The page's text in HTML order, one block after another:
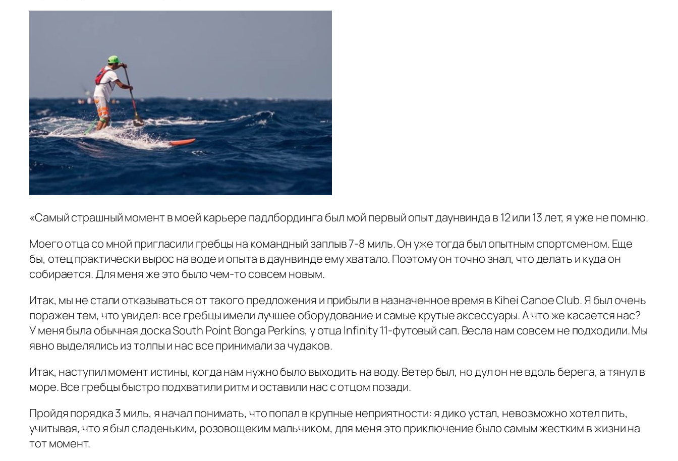
«Самый страшный момент в моей карьере падлбординга был мой первый опыт даунвинда в 12 или 13 лет, я уже не помню.
Моего отца со мной пригласили гребцы на командный заплыв 7-8 миль. Он уже тогда был опытным спортсменом. Еще
бы, отец практически вырос на воде и опыта в даунвинде ему хватало. Поэтому он точно знал, что делать и куда он
собирается. Для меня же это было чем-то совсем новым.
Итак, мы не стали отказываться от такого предложения и прибыли в назначенное время в Kihei Canoe Club. Я был очень
поражен тем, что увидел: все гребцы имели лучшее оборудование и самые крутые аксессуары. А что же касается нас?
У меня была обычная доска South Point Bonga Perkins, у отца Infinity 11-футовый сап. Весла нам совсем не подходили. Мы
явно выделялись из толпы и нас все принимали за чудаков.
Итак, наступил момент истины, когда нам нужно было выходить на воду. Ветер был, но дул он не вдоль берега, а тянул в
море. Все гребцы быстро подхватили ритм и оставили нас с отцом позади.
Пройдя порядка 3 миль, я начал понимать, что попал в крупные неприятности: я дико устал, невозможно хотел пить,
учитывая, что я был сладеньким, розовощеким мальчиком, для меня это приключение было самым жестким в жизни на
тот момент.